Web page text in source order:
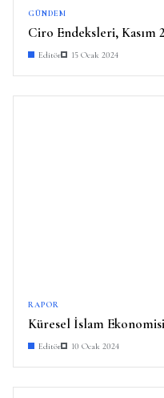
GÜNDEM
Ciro Endeksleri, Kasım
Editör 15 Ocak 2024
RAPOR
Küresel İslam
Editör 10 Ocak 2024